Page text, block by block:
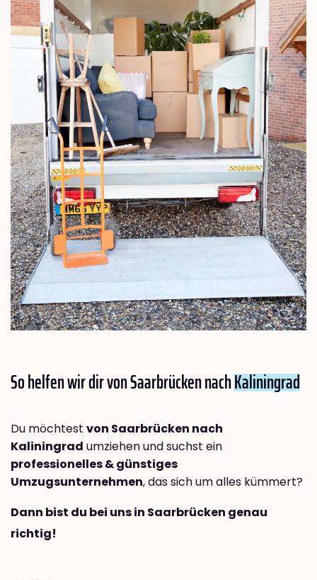
So helfen wir dir von Saarbrücken nachKaliningrad
Du möchtest von Saarbrücken nach
Kaliningrad umziehen und suchst ein
professionelles & günstiges
Umzugsunternehmen, das sich um alles kümmert?
Dann bist du bei uns in Saarbrücken genau
richtig!